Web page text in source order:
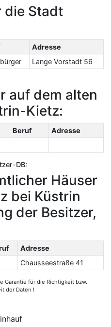
die Stadt
Adresse
Lange Vorstadt 56
auf dem alten
Kietz:
Beruf
Adresse
DB:
Häuser
bei Küstrin
der Besitzer,
Adresse
Chausseestraße 41
Garantie für die Richtigkeit bzw.
der Daten !